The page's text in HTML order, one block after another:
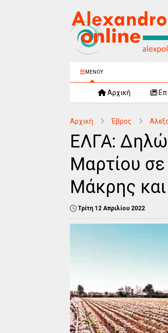
ΜΕΝΟΥ
Αρχική
Αρχική Έβρος
ΕΛΓΑ:
Μαρτίου σε
Μάκρης
Τρίτη 12 Απριλίου 2022